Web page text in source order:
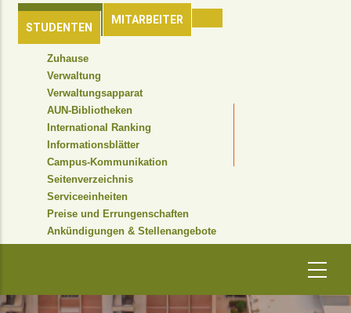
MITARBEITER
STUDENTEN
HEADER
NAVIGATION
Zuhause
Verwaltung
Verwaltungsapparat
AUN-Bibliotheken
International Ranking
Informationsblätter
Campus-Kommunikation
Seitenverzeichnis
Serviceeinheiten
Preise und Errungenschaften
Ankündigungen & Stellenangebote